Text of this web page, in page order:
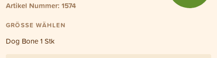
Artikel Nummer: 1574
GRÖSSE WÄHLEN
Dog Bone 1 Stk